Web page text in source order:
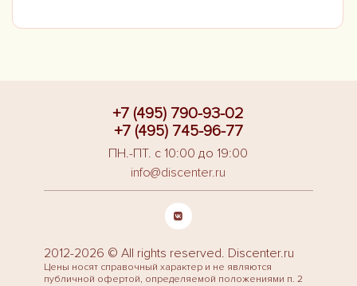
+7 (495) 790-93-02
+7 (495) 745-96-77
ПН.-ПТ. с 10:00 до 19:00
info@discenter.ru
2012-2026 © All rights reserved. Discenter.ru
Цены носят справочный характер и не являются
публичной офертой, определяемой положениями п. 2